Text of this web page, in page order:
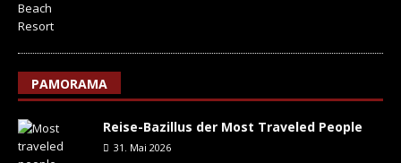
PAMORAMA
Reise-Bazillus der Most Traveled People
31. Mai 2026